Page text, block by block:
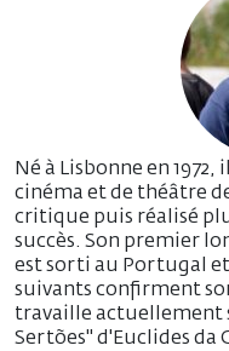
Né à Lisbonne en
cinéma et de théâtre
critique puis réalisé
succès. Son premier
est sorti au Portugal et
suivants confirment
travaille actuellement
Sertões" d'Euclides da